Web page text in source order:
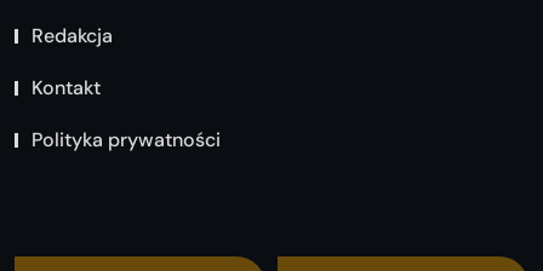
Redakcja
Kontakt
Polityka prywatności